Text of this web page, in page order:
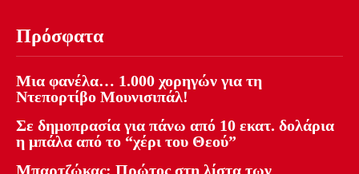
Πρόσφατα
Μια φανέλα… 1.000 χορηγών για τη
Ντεπορτίβο Μουνισιπάλ!
Σε δημοπρασία για πάνω από 10 εκατ. δολάρια
η μπάλα από το “χέρι του Θεού”
Μπαρτζώκας: Πρώτος στη λίστα των